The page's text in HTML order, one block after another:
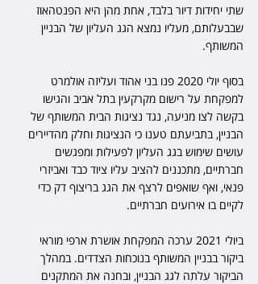
שתי יחידות דיור בלבד, אחת מהן היא הפנטהאוז
שבבעלותם, מעליו נמצא הגג העליון של הבניין
המשותף.
בסוף יולי 2020 פנו בני אהוד ועליזה אולמרט
למפקחת על רישום מקרקעין בתל אביב והגישו
בקשה לצו מניעה, נגד נציגות הבית המשותף של
הבניין, בתביעתם טענו כי הנציגות וחלק מהדיירים
עושים שימוש בגג העליון לפעילות ומפגשים
חברתיים, מתכננים להציב עליו ציוד כבד ואביזרי
פנאי, ואף שואפים לרצף את הגג בריצוף דק כדי
לקיים בו אירועים חברתיים.
ביולי 2021 ערכה המפקחת אושרת ארפי מוראי
ביקור בבניין המשותף בנוכחות הצדדים. במהלך
הביקור עלתה לגג הבניין, ובחנה את המתקנים